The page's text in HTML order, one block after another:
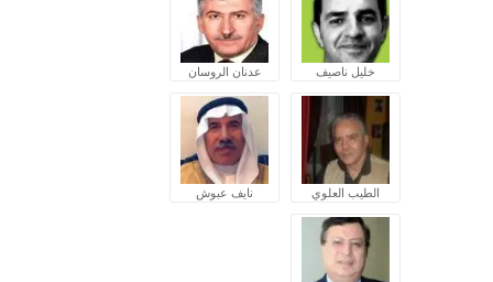
خليل ناصيف عدنان الروسان
الطيب العلوي نايف عبوش